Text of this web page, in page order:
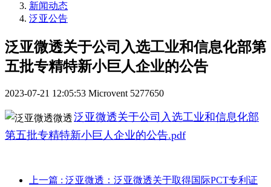
新闻动态
泛亚公告
泛亚微透关于公司入选工业和信息化部第
五批专精特新小巨人企业的公告
2023-07-21 12:05:53 Microvent 5277650
泛亚微透关于公司入选工业和信息化部
第五批专精特新小巨人企业的公告.pdf
上一篇 : 泛亚微透：泛亚微透关于取得国际PCT专利证